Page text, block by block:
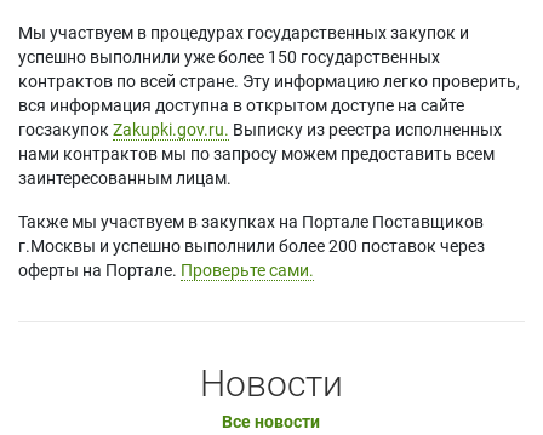
Мы участвуем в процедурах государственных закупок и
успешно выполнили уже более 150 государственных
контрактов по всей стране. Эту информацию легко проверить,
вся информация доступна в открытом доступе на сайте
госзакупок Zakupki.gov.ru. Выписку из реестра исполненных
нами контрактов мы по запросу можем предоставить всем
заинтересованным лицам.
Также мы участвуем в закупках на Портале Поставщиков
г.Москвы и успешно выполнили более 200 поставок через
оферты на Портале. Проверьте сами.
Новости
Все новости